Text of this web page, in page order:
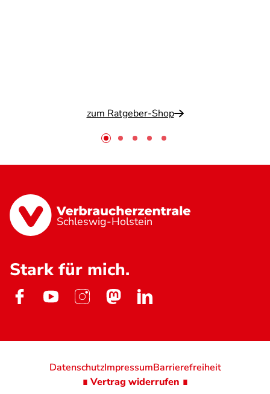
zum Ratgeber-Shop
Schleswig-Holstein
Stark für mich.
DatenschutzImpressumBarrierefreiheit
∎ Vertrag widerrufen ∎